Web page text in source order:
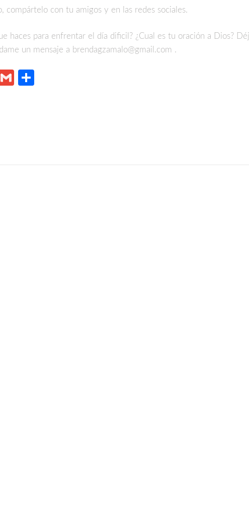
compártelo con tu amigos y en las redes sociales.
haces para enfrentar el día dificil? ¿Cual es tu oración a Dios?
un mensaje a brendagzamalo@gmail.com .
EmailGmail